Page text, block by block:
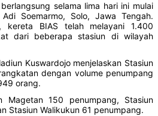
selama lima hari ini mulai
Soemarmo, Solo, Jawa Tengah.
kereta BIAS telah melayani 1.400
dari beberapa stasiun di wilayah
Kuswardojo menjelaskan Stasiun
dengan volume penumpang
orang.
Magetan 150 penumpang, Stasiun
Stasiun Walikukun 61 penumpang.